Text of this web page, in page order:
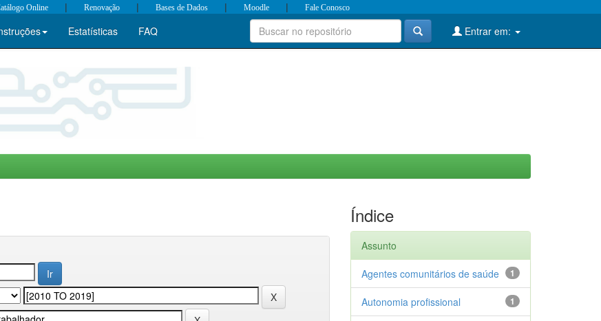
Online | Renovação | Bases de Dados | Moodle | Fale Conosco
Estatísticas FAQ Entrar em:
Índice
Assunto
1
Agentes comunitários de saúde
1
Autonomia profissional